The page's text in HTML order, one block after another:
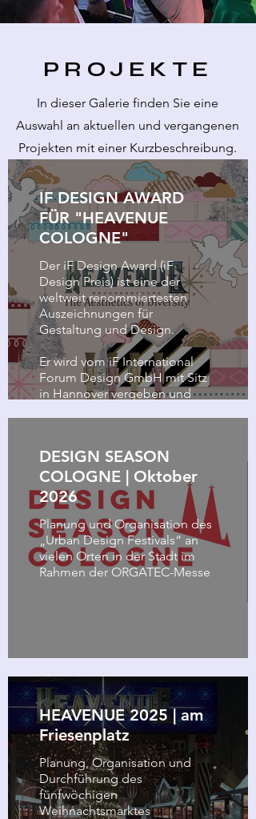
PROJEKTE
In dieser Galerie finden Sie eine
Auswahl an aktuellen und vergangenen
Projekten mit einer Kurzbeschreibung.
IF DESIGN AWARD
FÜR "HEAVENUE
COLOGNE"
Der iF Design Award (iF
Design Preis) ist eine der
weltweit renommiertesten
Auszeichnungen für
Gestaltung und Design.
Er wird vom iF International
Forum Design GmbH mit Sitz
in Hannover vergeben und
Bereich
Innenarchitektur/Installation.
DESIGN SEASON
COLOGNE | Oktober
2026
Planung und Organisation des
„Urban Design Festivals“ an
vielen Orten in der Stadt im
Rahmen der ORGATEC-Messe
HEAVENUE 2025 | am
Friesenplatz
Planung, Organisation und
Durchführung des
fünfwöchigen
Weihnachtsmarktes